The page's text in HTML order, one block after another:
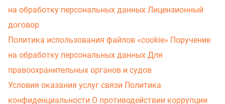
на обработку персональных данных Лицензионный
договор
Политика использования файлов «cookie» Поручение
на обработку персональных данных Для
правоохранительных органов и судов
Условия оказания услуг связи Политика
конфиденциальности О противодействии коррупции